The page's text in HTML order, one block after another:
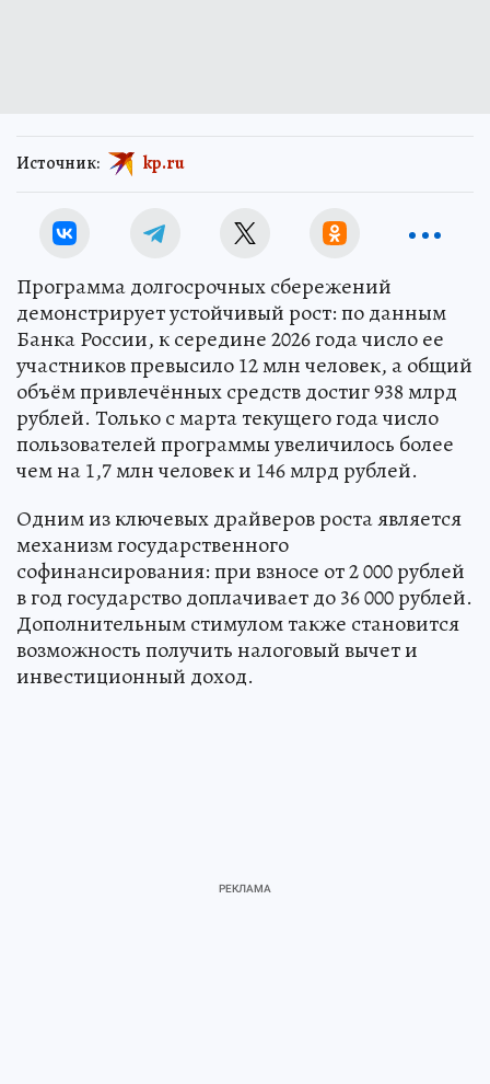
Источник: kp.ru
Программа долгосрочных сбережений
демонстрирует устойчивый рост: по данным
Банка России, к середине 2026 года число ее
участников превысило 12 млн человек, а общий
объём привлечённых средств достиг 938 млрд
рублей. Только с марта текущего года число
пользователей программы увеличилось более
чем на 1,7 млн человек и 146 млрд рублей.
Одним из ключевых драйверов роста является
механизм государственного
софинансирования: при взносе от 2 000 рублей
в год государство доплачивает до 36 000 рублей.
Дополнительным стимулом также становится
возможность получить налоговый вычет и
инвестиционный доход.